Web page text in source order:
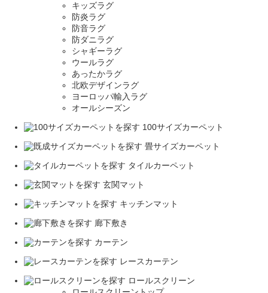
キッズラグ
防炎ラグ
防音ラグ
防ダニラグ
シャギーラグ
ウールラグ
あったかラグ
北欧デザインラグ
ヨーロッパ輸入ラグ
オールシーズン
100サイズカーペット
畳サイズカーペット
タイルカーペット
玄関マット
キッチンマット
廊下敷き
カーテン
レースカーテン
ロールスクリーン